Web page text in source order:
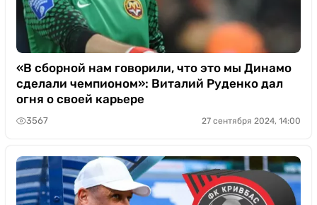
«В сборной нам говорили, что это мы Динамо
сделали чемпионом»: Виталий Руденко дал
огня о своей карьере
3567 27 сентября 2024, 14:00